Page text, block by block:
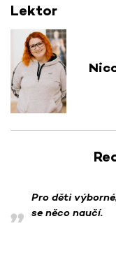
Lektor
Pro děti
se něco naučí.